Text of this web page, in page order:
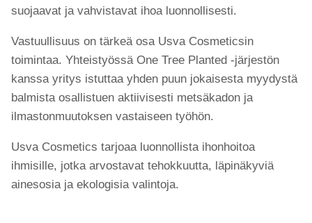
suojaavat ja vahvistavat ihoa luonnollisesti.
Vastuullisuus on tärkeä osa Usva Cosmeticsin
toimintaa. Yhteistyössä One Tree Planted -järjestön
kanssa yritys istuttaa yhden puun jokaisesta myydystä
balmista osallistuen aktiivisesti metsäkadon ja
ilmastonmuutoksen vastaiseen työhön.
Usva Cosmetics tarjoaa luonnollista ihonhoitoa
ihmisille, jotka arvostavat tehokkuutta, läpinäkyviä
ainesosia ja ekologisia valintoja.